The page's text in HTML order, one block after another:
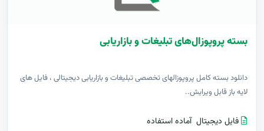
بسته پروپوزال‌های تبلیغات و بازاریابی
دانلود بسته کامل پروپوزالهای تخصصی تبلیغات و بازاریابی دیجیتالی ، فایل های
لایه باز قابل ویرایش..
فایل دیجیتال آماده استفاده